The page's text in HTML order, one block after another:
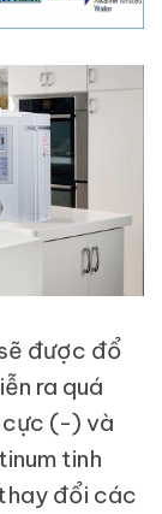
được đổ
ra quá
cực (-) và
tinh
đổi các